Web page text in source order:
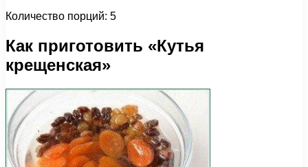
Количество порций: 5
Как приготовить «Кутья
крещенская»